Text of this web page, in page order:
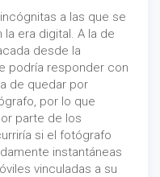
a las que se
era digital. A la de
desde la
podría responder con
de quedar por
por lo que
parte de los
si el fotógrafo
instantáneas
vinculadas a su